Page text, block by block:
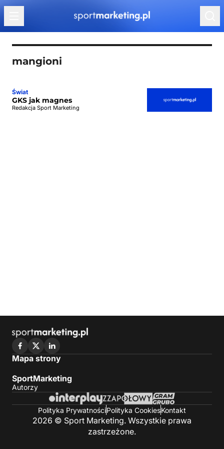
Przejdź do treści
mangioni
Świat
GKS jak magnes
Redakcja Sport Marketing
Mapa strony
SportMarketing
Autorzy
Polityka PrywatnościPolityka CookiesKontakt
2026 © Sport Marketing. Wszystkie prawa
zastrzeżone.